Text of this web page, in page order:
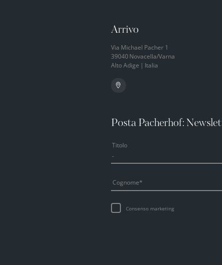
Arrivo
Via Michael Pacher 1
39040 Novacella/Varna
Alto Adige | Italia
Posta Pacherhof:
Titolo
Cognome
Consenso marketing